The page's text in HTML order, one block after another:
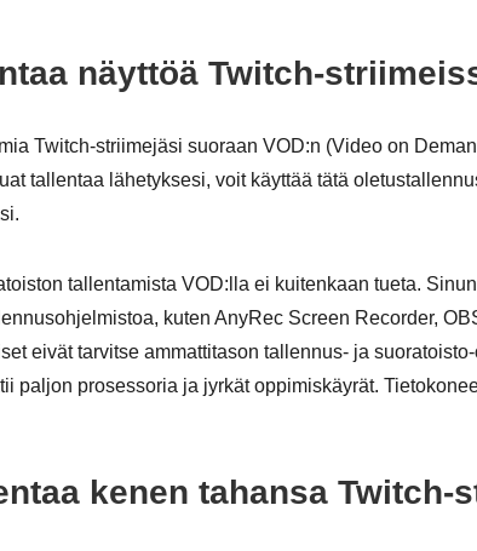
näyttöä Twitch-
Twitch-striimejäsi suoraan VOD:n (Video on
tallentaa lähetyksesi, voit käyttää tätä
tallentamista VOD:lla ei kuitenkaan tueta.
kuten AnyRec Screen Recorder,
eivät tarvitse ammattitason tallennus- ja
paljon prosessoria ja jyrkät oppimiskäyrät.
kenen tahansa Twitch-